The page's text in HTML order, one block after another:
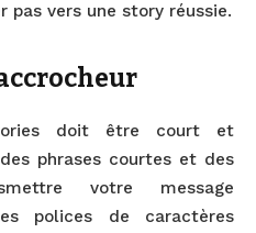
vers une story réussie.
doit être court et
phrases courtes et des
votre message
polices de caractères